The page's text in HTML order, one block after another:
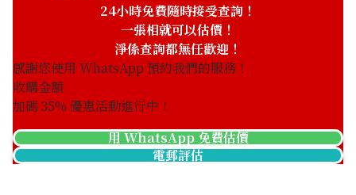
24小時免費隨時接受查詢！
一張相就可以估價！
淨係查詢都無任歡迎！
感謝您使用 WhatsApp 預約我們的服務！
收購金額
加碼35% 優惠活動進行中！
用 WhatsApp 免費估價
電郵評估